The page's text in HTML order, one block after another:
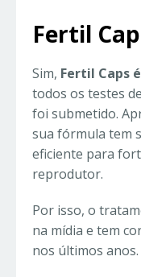
Fertil
Sim, Fertil Caps
todos os testes
foi submetido.
sua fórmula tem
eficiente para
reprodutor.
Por isso, o
na mídia e tem
nos últimos anos.